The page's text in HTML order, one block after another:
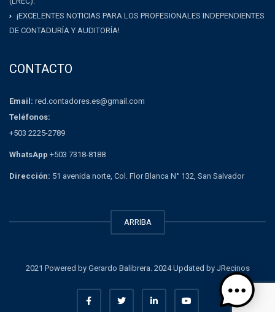
¡EXCELENTES NOTICIAS PARA LOS PROFESIONALES INDEPENDIENTES
DE CONTADURÍA Y AUDITORÍA!
CONTACTO
Email: red.contadores.es@gmail.com
Teléfonos:
+503 2225-2789
WhatsApp +503 7318-8188
Dirección: 51 avenida norte, Col. Flor Blanca N° 132, San Salvador
ARRIBA
2021 Powered by Gerardo Balibrera. 2024 Updated by JRecinos